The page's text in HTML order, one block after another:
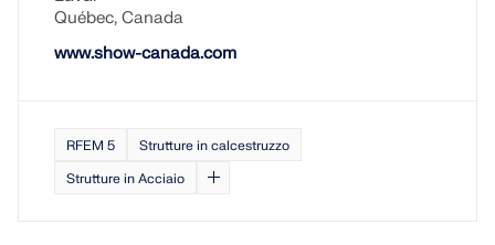
Québec, Canada
www.show-canada.com
RFEM 5
Strutture in calcestruzzo
Strutture in Acciaio